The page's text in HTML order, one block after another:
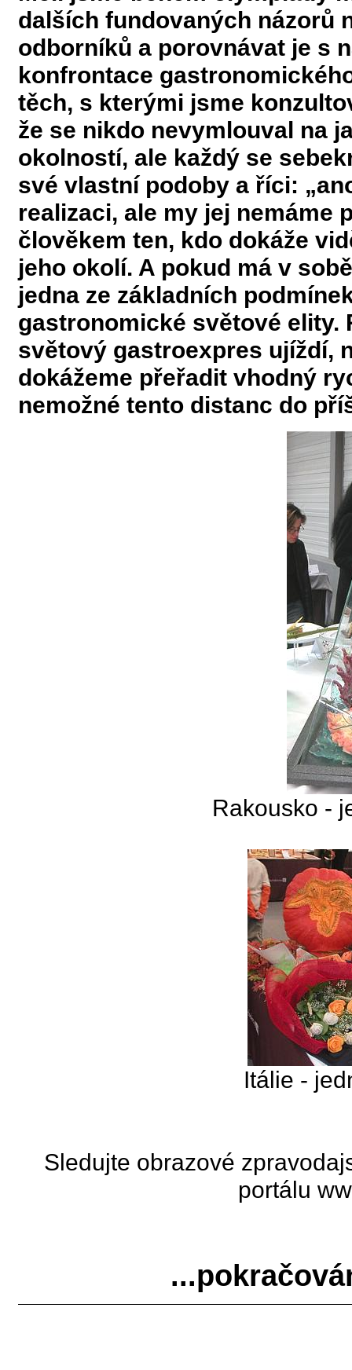
dalších fundovaných názorů
odborníků a porovnávat je s
konfrontace
těch, s kterými jsme
že se nikdo nevymlouval na
okolností, ale každý se
své vlastní podoby a říci:
realizaci, ale my jej nemáme
člověkem ten, kdo dokáže
jeho okolí. A pokud má v
jedna ze základních
gastronomické světové elity.
světový gastroexpres ujíždí,
dokážeme přeřadit vhodný
nemožné tento distanc do
Rakousko -
Itálie -
Sledujte obrazové
portálu